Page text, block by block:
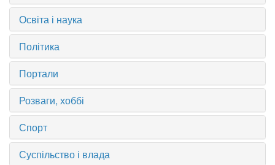
Освіта і наука
Політика
Портали
Розваги, хоббі
Спорт
Суспільство і влада